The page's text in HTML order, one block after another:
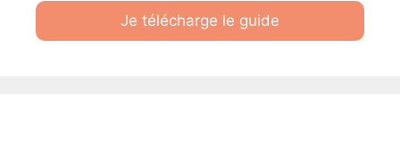
Je télécharge le guide